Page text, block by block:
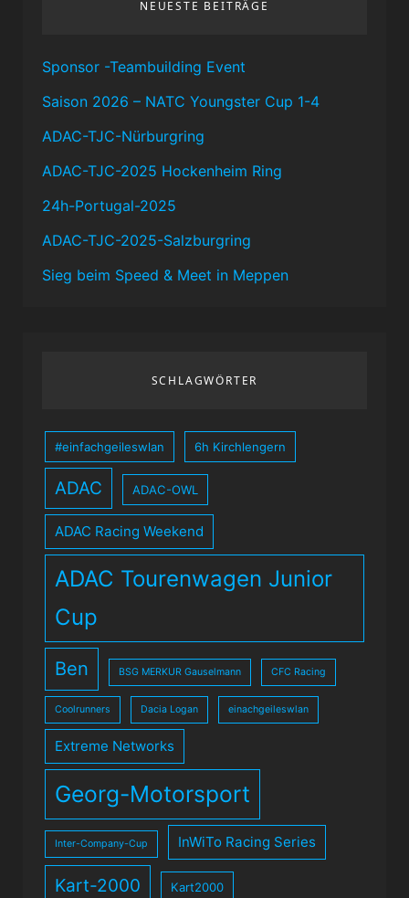
NEUESTE BEITRÄGE
Sponsor -Teambuilding Event
Saison 2026 – NATC Youngster Cup 1-4
ADAC-TJC-Nürburgring
ADAC-TJC-2025 Hockenheim Ring
24h-Portugal-2025
ADAC-TJC-2025-Salzburgring
Sieg beim Speed & Meet in Meppen
SCHLAGWÖRTER
#einfachgeileswlan 6h Kirchlengern
ADAC ADAC-OWL
ADAC Racing Weekend
ADAC Tourenwagen Junior
Cup
Ben BSG MERKUR Gauselmann CFC Racing
Coolrunners Dacia Logan einachgeileswlan
Extreme Networks
Georg-Motorsport
Inter-Company-Cup InWiTo Racing Series
Kart-2000 Kart2000